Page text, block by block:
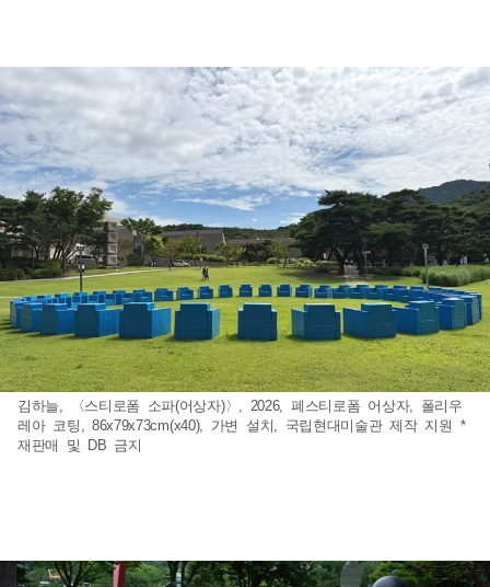
김하늘, 〈스티로폼 소파(어상자)〉, 2026, 폐스티로폼 어상자, 폴리우
레아 코팅, 86x79x73cm(x40), 가변 설치, 국립현대미술관 제작 지원 *
재판매 및 DB 금지